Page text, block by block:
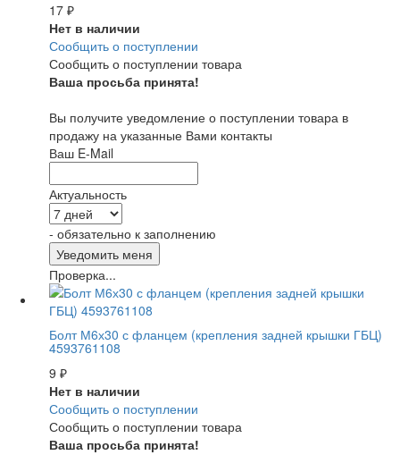
17 ₽
Нет в наличии
Сообщить о поступлении
Сообщить о поступлении товара
Ваша просьба принята!
Вы получите уведомление о поступлении товара в
продажу на указанные Вами контакты
Ваш E-Mail
Актуальность
- обязательно к заполнению
Проверка...
Болт М6х30 с фланцем (крепления задней крышки ГБЦ)
4593761108
9 ₽
Нет в наличии
Сообщить о поступлении
Сообщить о поступлении товара
Ваша просьба принята!